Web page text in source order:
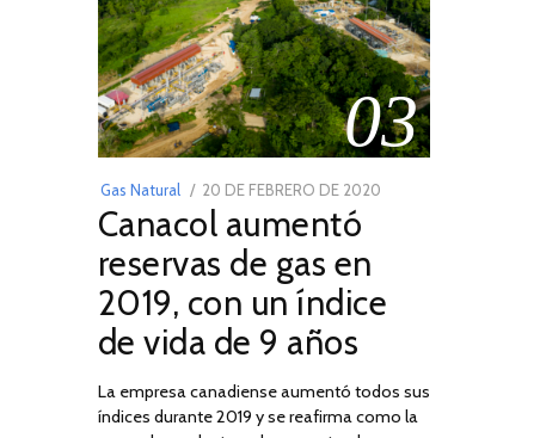
03
Gas Natural
POSTED
ON
20 DE FEBRERO DE 2020
2025
Canacol aumentó
reservas de gas en
2019, con un índice
de vida de 9 años
La empresa canadiense aumentó todos sus
índices durante 2019 y se reafirma como la